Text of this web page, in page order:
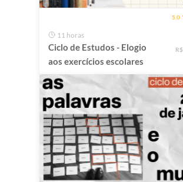
5.0
11 horas
Ciclo de Estudos - Elogio
aos exercícios escolares
R$